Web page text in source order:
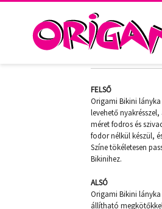
HARBOUR
FELSŐ
Origami Bikini
levehető
méret fodros és
fodor nélkül készül,
Színe tökéletesen
Bikinihez.
ALSÓ
Origami Bikini
állítható